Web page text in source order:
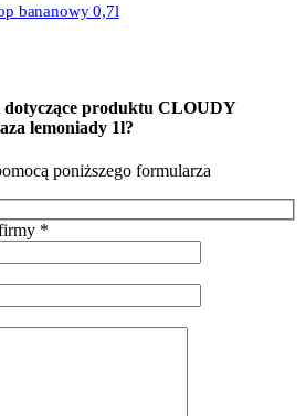
bananowy 0,7l
produktu CLOUDY
lemoniady 1l?
poniższego formularza
*